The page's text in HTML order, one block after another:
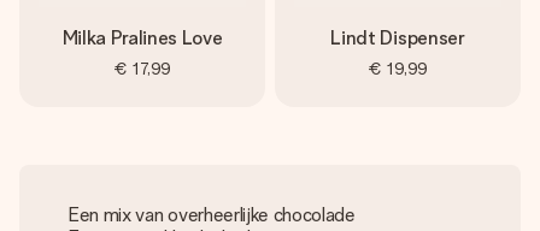
Milka Pralines Love
€ 17,99
Lindt Dispenser
€ 19,99
Een mix van overheerlijke chocolade